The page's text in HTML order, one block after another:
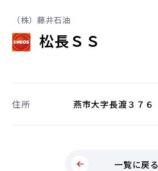
（株）藤井石油
松長ＳＳ
住所 燕市大字長渡３７６
一覧に戻る